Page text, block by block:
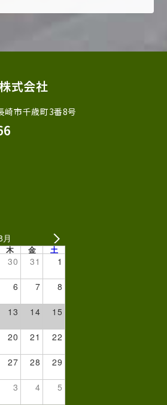
式会社
市千歳町3番8号
木 金 土
30 31 1
6 7 8
13 14 15
20 21 22
27 28 29
3 4 5